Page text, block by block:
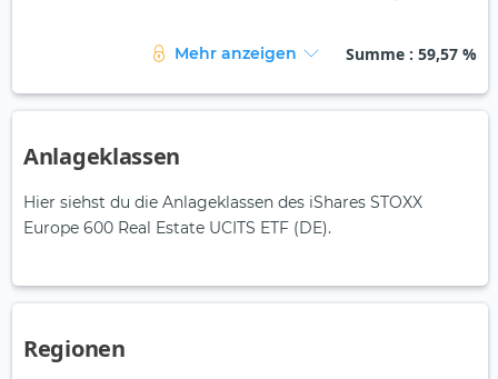
Mehr anzeigen Summe : 59,57 %
Anlageklassen
Hier siehst du die Anlageklassen des iShares STOXX
Europe 600 Real Estate UCITS ETF (DE).
Regionen